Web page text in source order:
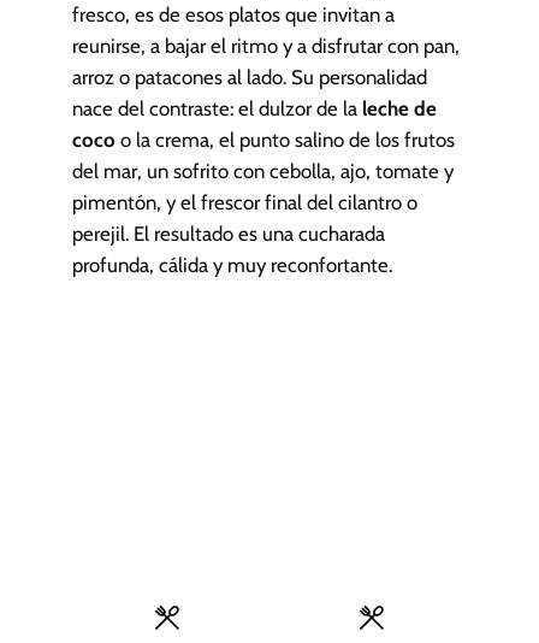
fresco, es de esos platos que invitan a
reunirse, a bajar el ritmo y a disfrutar con pan,
arroz o patacones al lado. Su personalidad
nace del contraste: el dulzor de la leche de
coco o la crema, el punto salino de los frutos
del mar, un sofrito con cebolla, ajo, tomate y
pimentón, y el frescor final del cilantro o
perejil. El resultado es una cucharada
profunda, cálida y muy reconfortante.